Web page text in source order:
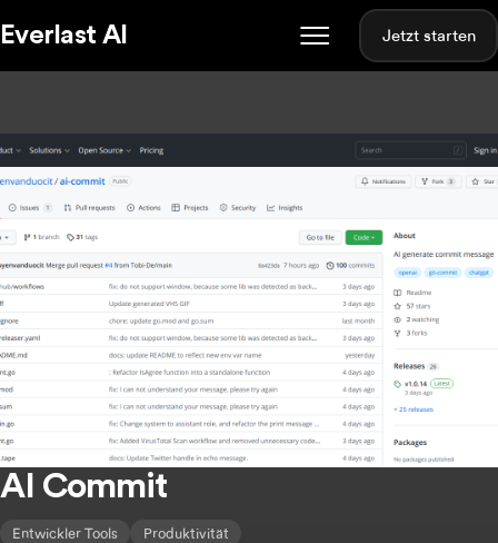
Everlast AI Jetzt starten
AI Commit
Entwickler Tools Produktivität